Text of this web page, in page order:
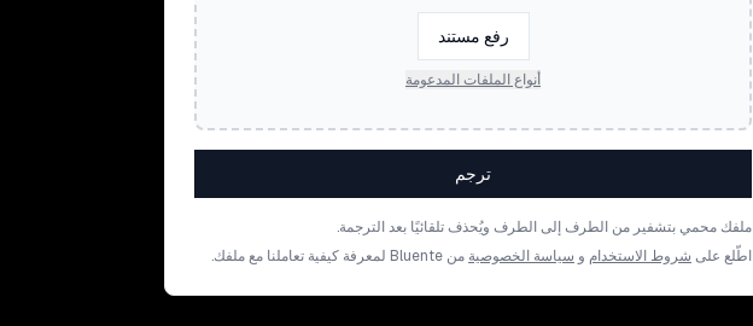
رفع مستند
أنواع الملفات المدعومة
ترجم
ملفك محمي بتشفير من الطرف إلى الطرف ويُحذف تلقائيًا بعد الترجمة.
اطّلع على شروط الاستخدام و سياسة الخصوصية من Bluente لمعرفة كيفية تعاملنا مع ملفك.